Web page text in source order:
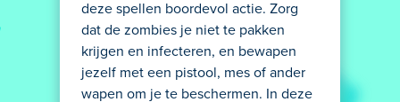
deze spellen boordevol actie. Zorg
dat de zombies je niet te pakken
krijgen en infecteren, en bewapen
jezelf met een pistool, mes of ander
wapen om je te beschermen. In deze